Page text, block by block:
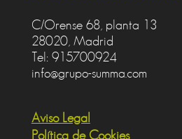
C/Orense 68, planta 13
28020, Madrid
Tel: 915700924
info@grupo-summa.com
Aviso Legal
Política de Cookies